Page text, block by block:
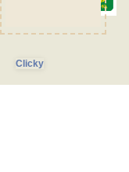
Clicky